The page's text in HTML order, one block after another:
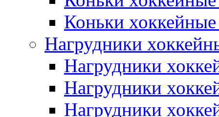
Коньки
Нагрудники
Нагрудники
Нагрудники
Нагрудники